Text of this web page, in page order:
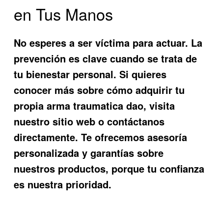
en Tus Manos
No esperes a ser víctima para actuar. La
prevención es clave cuando se trata de
tu bienestar personal. Si quieres
conocer más sobre cómo adquirir tu
propiaarma traumatica dao, visita
nuestro sitio web o contáctanos
directamente. Te ofrecemos asesoría
personalizada y garantías sobre
nuestros productos, porque tu confianza
es nuestra prioridad.